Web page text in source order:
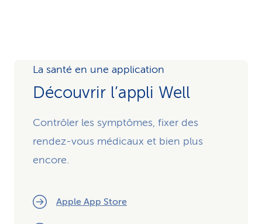
La santé en une application
Découvrir l’appli Well
Contrôler les symptômes, fixer des
rendez-vous médicaux et bien plus
encore.
Apple App Store